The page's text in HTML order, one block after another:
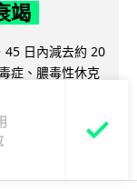
竭
45 日內減去約 20
症、膿毒性休克